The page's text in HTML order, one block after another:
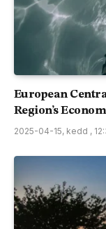
European
Region’s
2025-04-15, kedd ,